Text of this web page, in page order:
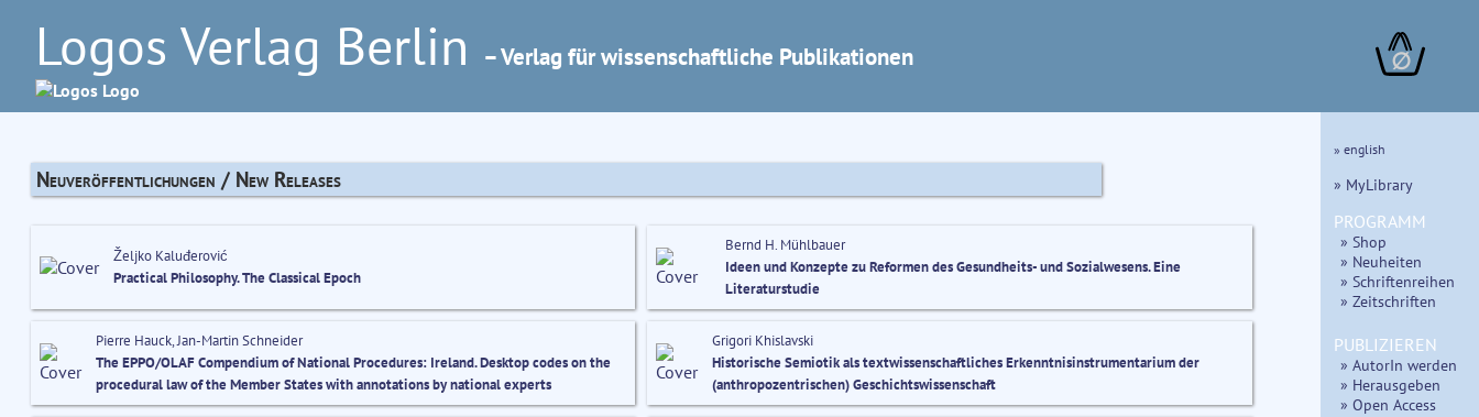
Logos Verlag Berlin – Verlag für wissenschaftliche Publikationen ∅
Neuveröffentlichungen / New Releases
Željko Kaluđerović
Practical Philosophy. The Classical Epoch
Bernd H. Mühlbauer
Ideen und Konzepte zu Reformen des Gesundheits- und Sozialwesens. Eine
Literaturstudie
Pierre Hauck, Jan-Martin Schneider
The EPPO/OLAF Compendium of National Procedures: Ireland. Desktop codes on the
procedural law of the Member States with annotations by national experts
Grigori Khislavski
Historische Semiotik als textwissenschaftliches Erkenntnisinstrumentarium der
(anthropozentrischen) Geschichtswissenschaft
» english
» MyLibrary
PROGRAMM
» Shop
» Neuheiten
» Schriftenreihen
» Zeitschriften
PUBLIZIEREN
» AutorIn werden
» Herausgeben
» Open Access